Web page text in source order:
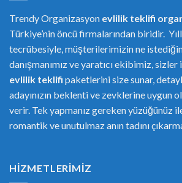
Trendy Organizasyon evlilik teklifi or
Türkiye’nin öncü firmalarından biridir.
tecrübesiyle, müşterilerimizin ne
danışmanımız ve yaratıcı ekibimiz,
evlilik teklifi paketlerini size sunar,
adayınızın beklenti ve zevklerine uygun
verir. Tek yapmanız gereken yüzüğünüz
romantik ve unutulmaz anın tadını
HIZMETLERIMIZ